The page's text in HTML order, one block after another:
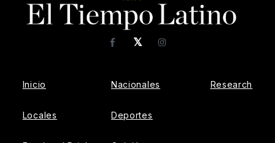
𝕏
FacebookInstagram
Inicio
Locales
Nacionales
Deportes
Research